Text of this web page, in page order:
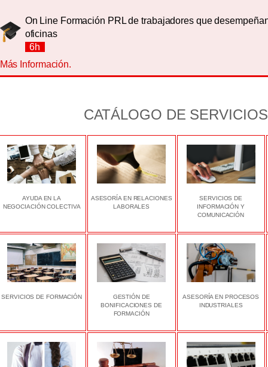
On Line Formación PRL de trabajadores que
oficinas
6h
Más Información.
CATÁLOGO DE SERVICIOS
AYUDA EN LA
NEGOCIACIÓN COLECTIVA
ASESORÍA EN RELACIONES
LABORALES
SERVICIOS DE
INFORMACIÓN Y
COMUNICACIÓN
SERVICIOS DE FORMACIÓN
GESTIÓN DE
BONIFICACIONES DE
FORMACIÓN
ASESORÍA EN PROCESOS
INDUSTRIALES